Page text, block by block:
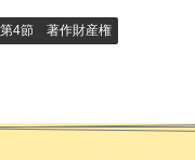
第4節 著作財産権